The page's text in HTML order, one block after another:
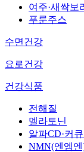
여주·새싹보
푸룬주스
수면건강
요로건강
건강식품
전해질
멜라토닌
알파CD·커
NMN(엔엠